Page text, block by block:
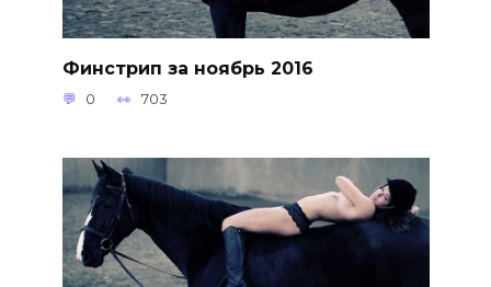
Финстрип за ноябрь 2016
0 703